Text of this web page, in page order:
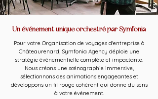
Un événement unique orchestré par Symfonia
Pour votre Organisation de voyages d'entreprise à
Châteaurenard, Symfonia Agency déploie une
stratégie événementielle complète et impactante.
Nous créons une scénographie immersive,
sélectionnons des animations engageantes et
développons un fil rouge cohérent qui donne du sens
à votre événement.